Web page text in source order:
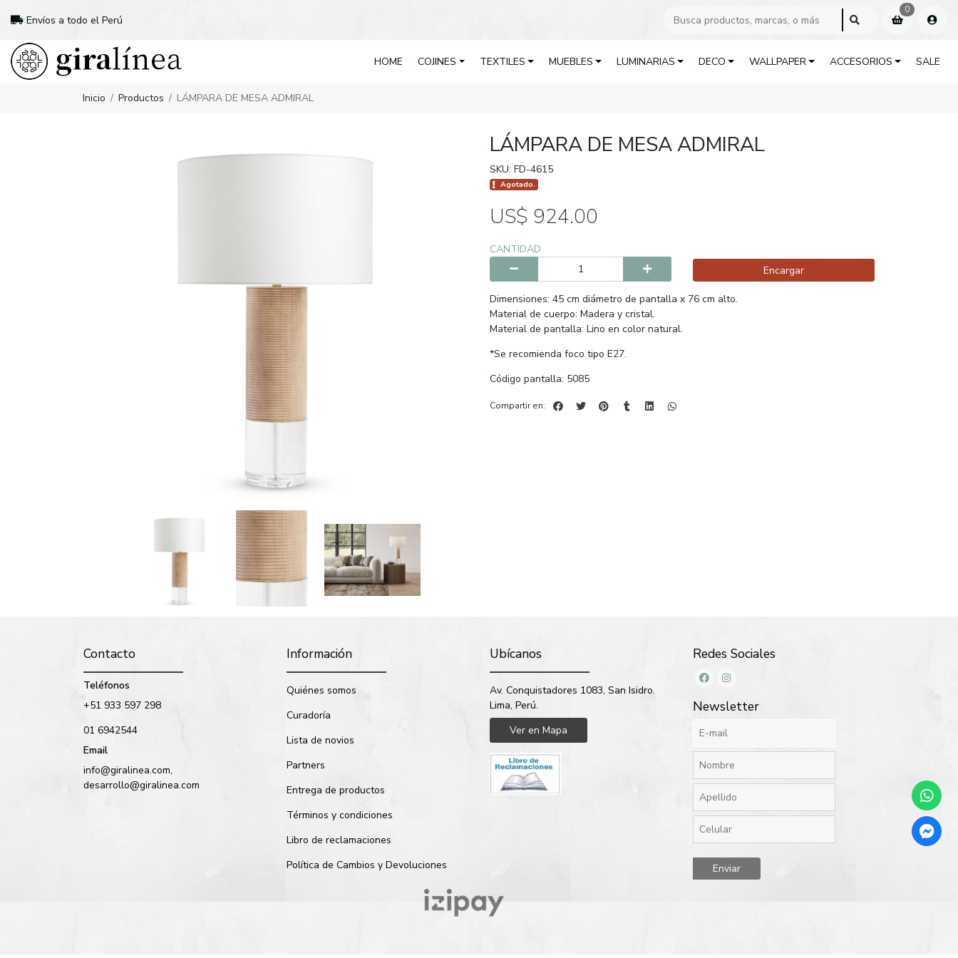
Envíos a todo el Perú
0
HOME COJINES TEXTILES MUEBLES LUMINARIAS DECO WALLPAPER ACCESORIOS SALE
Inicio Productos LÁMPARA DE MESA ADMIRAL
LÁMPARA DE MESA ADMIRAL
SKU: FD-4615
Agotado.
US$ 924.00
CANTIDAD
Encargar
Dimensiones: 45 cm diámetro de pantalla x 76 cm alto.
Material de cuerpo: Madera y cristal.
Material de pantalla: Lino en color natural.
*Se recomienda foco tipo E27.
Código pantalla: 5085
Compartir en:
Contacto
Teléfonos
+51 933 597 298
01 6942544
Email
info@giralinea.com,
desarrollo@giralinea.com
Información
Quiénes somos
Curadoría
Lista de novios
Partners
Entrega de productos
Términos y condiciones
Libro de reclamaciones
Política de Cambios y Devoluciones
Ubícanos
Av. Conquistadores 1083, San Isidro.
Lima, Perú.
Ver en Mapa
Redes Sociales
Newsletter
Enviar